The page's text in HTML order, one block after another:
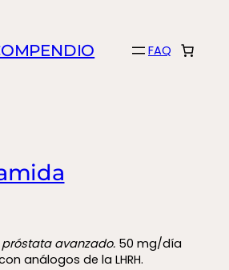
FAQ
próstata avanzado. 50 mg/día
análogos de la LHRH.